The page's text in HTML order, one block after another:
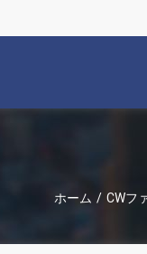
ホーム / CWフ